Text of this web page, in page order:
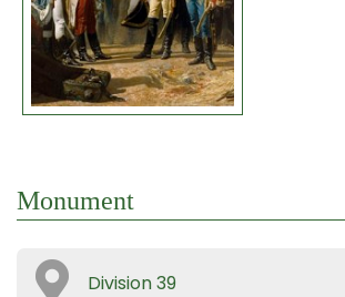
Monument
Division 39